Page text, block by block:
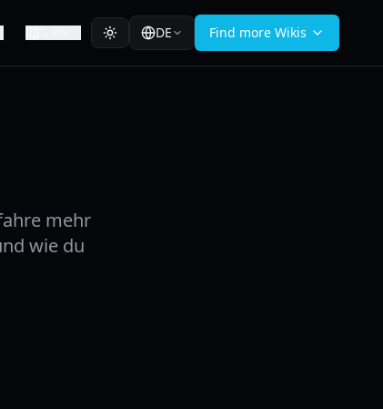
DE Find more Wikis
mehr
wie du